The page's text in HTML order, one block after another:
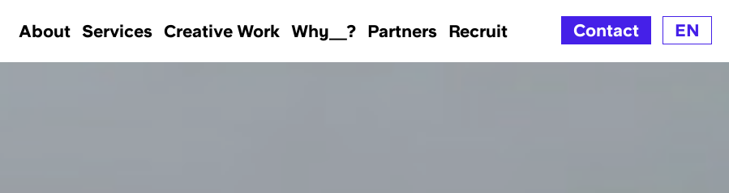
About Services Creative Work Why＿? Partners Recruit Contact EN